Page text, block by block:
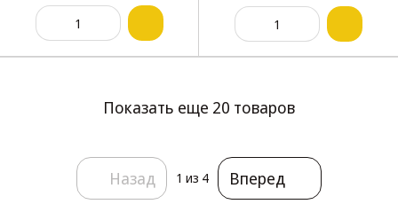
Показать еще 20 товаров
Назад 1 из 4 Вперед